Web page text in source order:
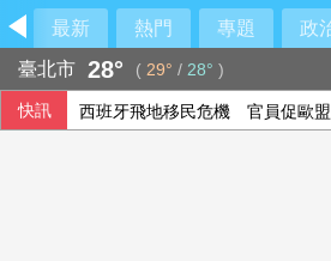
最新 熱門 專題 政
臺北市 28° ( 29° / 28° )
快訊 西班牙飛地移民危機 官員促歐